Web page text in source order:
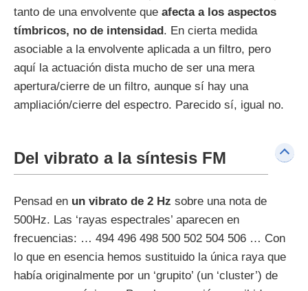
tanto de una envolvente que afecta a los aspectos
tímbricos, no de intensidad. En cierta medida
asociable a la envolvente aplicada a un filtro, pero
aquí la actuación dista mucho de ser una mera
apertura/cierre de un filtro, aunque sí hay una
ampliación/cierre del espectro. Parecido sí, igual no.
Del vibrato a la síntesis FM
Pensad en un vibrato de 2 Hz sobre una nota de
500Hz. Las ‘rayas espectrales’ aparecen en
frecuencias: … 494 496 498 500 502 504 506 … Con
lo que en esencia hemos sustituido la única raya que
había originalmente por un ‘grupito’ (un ‘cluster’) de